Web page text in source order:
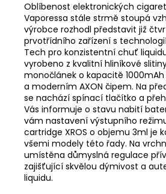
Oblíbenost elektronických cigaret
Vaporessa stále strmě stoupá
výrobce rozhodl představit již
prvotřídního zařízení s
Tech pro konzistentní chuť
vyrobeno z kvalitní hliníkové
monočlánek o kapacitě
a moderním AXON čipem. Na
se nachází spínací tlačítko a
Vás informuje o stavu nabití
vám nastavení výstupního
cartridge XROS o objemu 3ml je
všemi modely této řady. Na
umístěna důmyslná regulace
zajišťující skvělou dýmivost a
liquidu.